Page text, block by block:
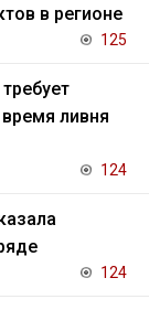
в регионе
125
ливня
124
124